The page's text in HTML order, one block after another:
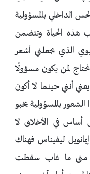
الداخلي بالمسؤولية
هذه الحياة وتتضمن
الذي يجعلني أشعر
نحتاج لمن يكون مسؤولًا
أنني حينما لا أكون
بالمسؤولية يخبو
أساس في الأخلاق لا
ليفيناس فهناك
متى ما غاب سقطت